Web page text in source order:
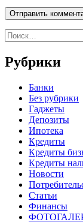
Найти:
Рубрики
Банки
Без рубрики
Гаджеты
Депозиты
Ипотека
Кредиты
Кредиты
Кредиты
Новости
Статьи
Финансы